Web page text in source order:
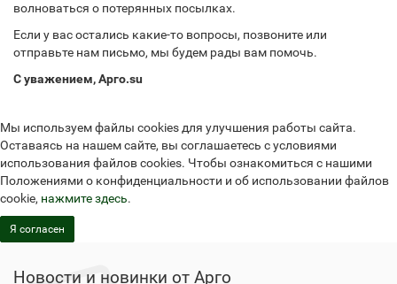
волноваться о потерянных посылках.
Если у вас остались какие-то вопросы, позвоните или
отправьте нам письмо, мы будем рады вам помочь.
С уважением, Арго.su
Мы используем файлы cookies для улучшения работы сайта.
Оставаясь на нашем сайте, вы соглашаетесь с условиями
использования файлов cookies. Чтобы ознакомиться с нашими
Положениями о конфиденциальности и об использовании файлов
cookie, нажмите здесь.
Я согласен
Новости и новинки от Арго